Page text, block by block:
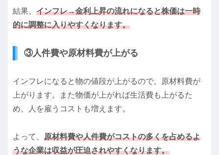
結果、 インフレ→金利上昇の流れになると株価は一時
的に調整に入りやすくなります。
③人件費や原材料費が上がる
インフレになると物の値段が上がるので、原材料費が
上がります。また物価が上がれば生活費も上がるた
め、人を雇うコストも増えます。
よって、 原材料費や人件費がコストの多くを占めるよ
うな企業は収益が圧迫されやすくなります。